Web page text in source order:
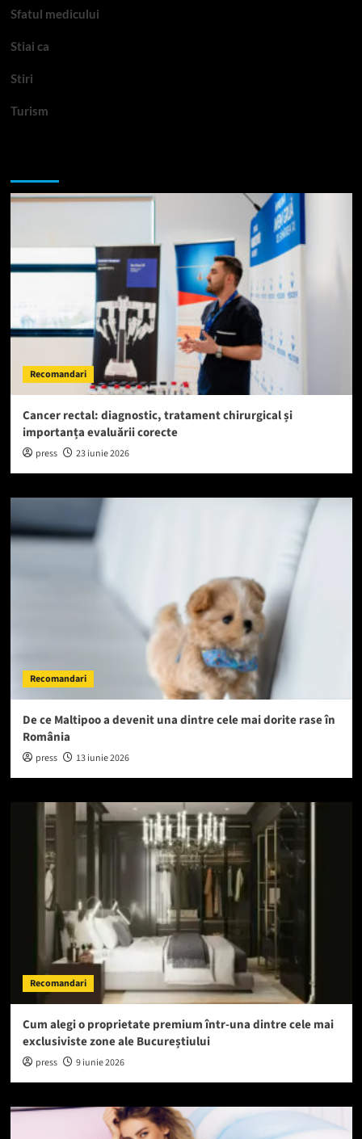
Sfatul medicului
Stiai ca
Stiri
Turism
Recomandari
Cancer rectal: diagnostic, tratament chirurgical și
importanța evaluării corecte
press 23 iunie 2026
Recomandari
De ce Maltipoo a devenit una dintre cele mai dorite rase în
România
press 13 iunie 2026
Recomandari
Cum alegi o proprietate premium într-una dintre cele mai
exclusiviste zone ale Bucureștiului
press 9 iunie 2026